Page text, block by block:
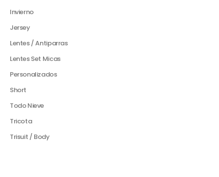
Invierno
Jersey
Lentes / Antiparras
Lentes Set Micas
Personalizados
Short
Todo Nieve
Tricota
Trisuit / Body